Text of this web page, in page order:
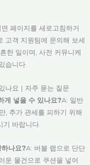
페이지를 새로고침하거
고객 지원팀에 문의해 보세
한 일이며, 사전 커뮤니케
습니다.
나요 | 자주 묻는 질문
게 넣을 수 있나요?A: 일반
, 추가 관세를 피하기 위해
기 바랍니다.
나요?A: 버블 랩으로 단단
운 물건으로 쿠션을 넣어